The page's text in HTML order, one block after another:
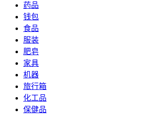
药品
钱包
食品
服装
肥皂
家具
机器
旅行箱
化工品
保健品